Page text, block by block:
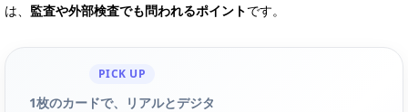
は、 監査や外部検査でも問われるポイントです。
PICK UP
1枚のカードで、リアルとデジタ